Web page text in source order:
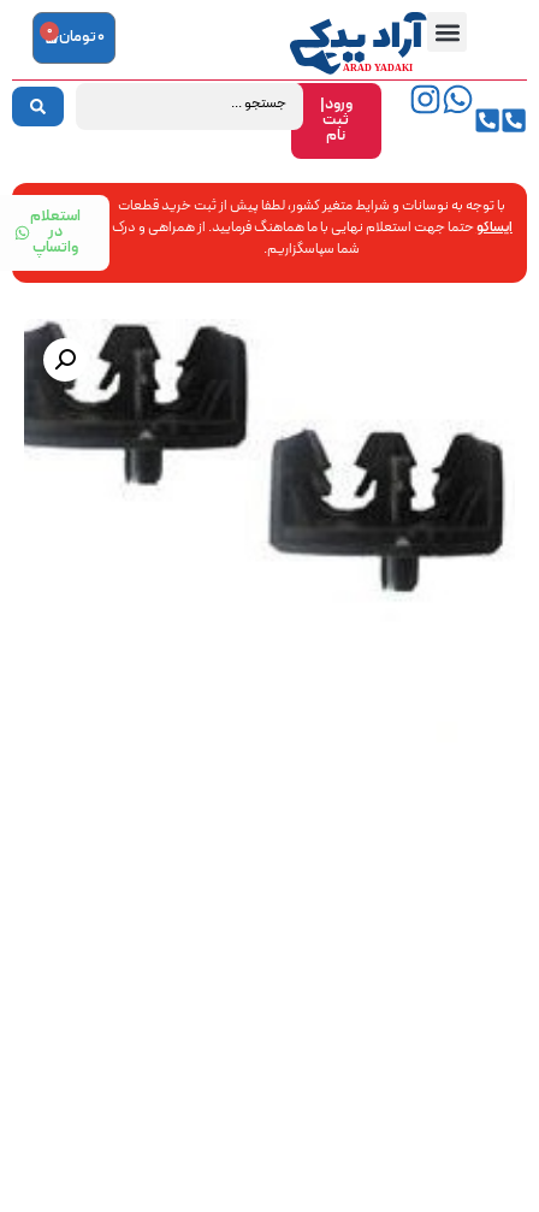
ورود|
ثبت
نام
0تومان 0
با توجه به نوسانات و شرایط متغیر کشور، لطفا پیش از ثبت خرید قطعات
ایساکوحتما جهت استعلام نهایی با ما هماهنگ فرمایید. از همراهی و درک
شما سپاسگزاریم.
استعلام
در
واتساپ